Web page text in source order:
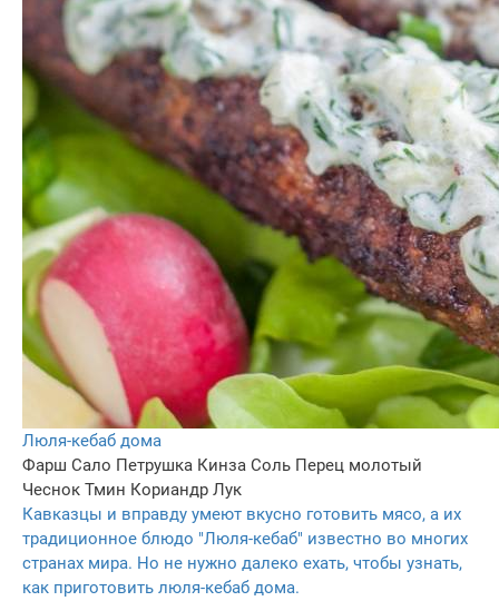
Люля-кебаб дома
Фарш Сало Петрушка Кинза Соль Перец молотый
Чеснок Тмин Кориандр Лук
Кавказцы и вправду умеют вкусно готовить мясо, а их
традиционное блюдо "Люля-кебаб" известно во многих
странах мира. Но не нужно далеко ехать, чтобы узнать,
как приготовить люля-кебаб дома.